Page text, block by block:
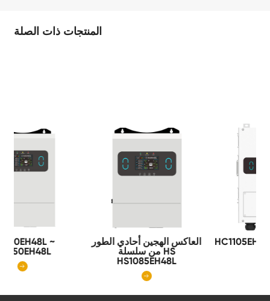
المنتجات ذات الصلة
العاكس الهجين أحادي الطور